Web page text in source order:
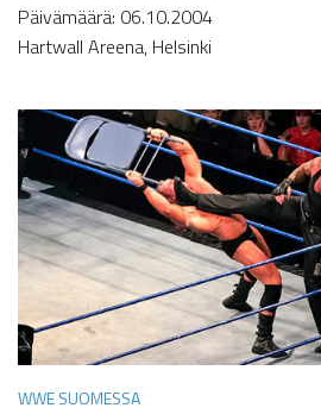
Päivämäärä: 06.10.2004
Hartwall Areena, Helsinki
WWE SUOMESSA